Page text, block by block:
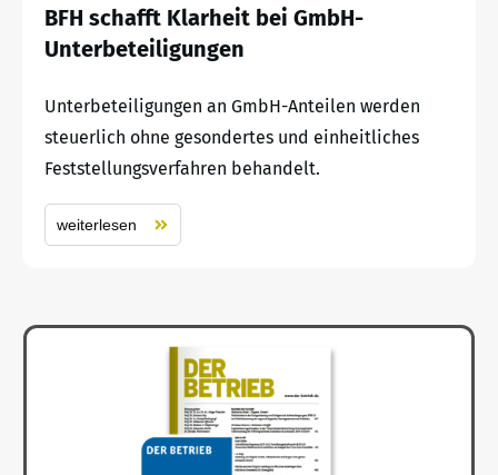
BFH schafft Klarheit bei GmbH-
Unterbeteiligungen
Unterbeteiligungen an GmbH-Anteilen werden
steuerlich ohne gesondertes und einheitliches
Feststellungsverfahren behandelt.
weiterlesen